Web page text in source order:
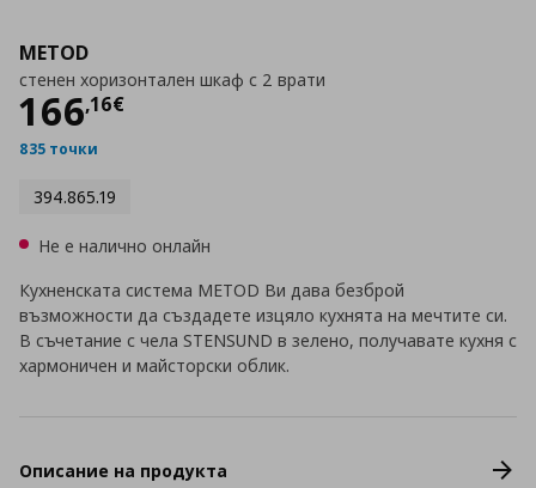
METOD
стенен хоризонтален шкаф с 2 врати
166,16€
Цена
835 точки
394.865.19
Не е налично онлайн
Кухненската система METOD Ви дава безброй
възможности да създадете изцяло кухнята на мечтите си.
В съчетание с чела STENSUND в зелено, получавате кухня с
хармоничен и майсторски облик.
Описание на продукта